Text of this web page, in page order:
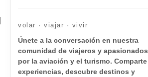
volar · viajar · vivir
Únete a la conversación en nuestra
comunidad de viajeros y apasionados
por la aviación y el turismo. Comparte
experiencias, descubre destinos y